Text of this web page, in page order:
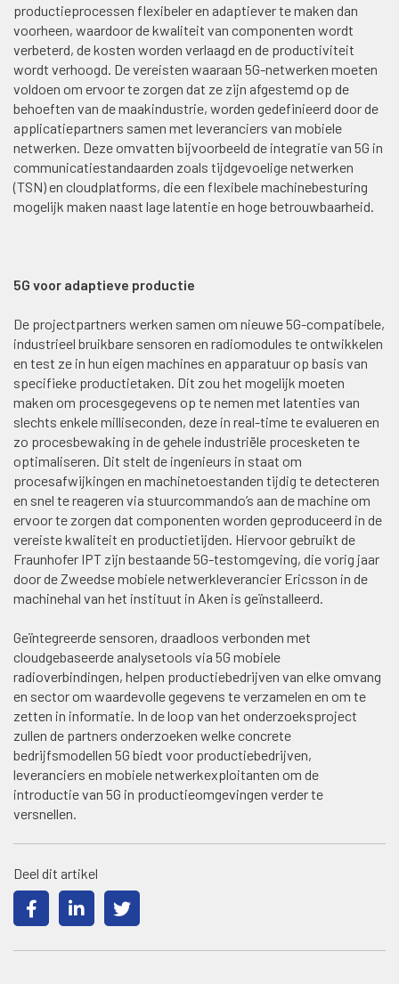
productieprocessen flexibeler en adaptiever te maken dan
voorheen, waardoor de kwaliteit van componenten wordt
verbeterd, de kosten worden verlaagd en de productiviteit
wordt verhoogd. De vereisten waaraan 5G-netwerken moeten
voldoen om ervoor te zorgen dat ze zijn afgestemd op de
behoeften van de maakindustrie, worden gedefinieerd door de
applicatiepartners samen met leveranciers van mobiele
netwerken. Deze omvatten bijvoorbeeld de integratie van 5G in
communicatiestandaarden zoals tijdgevoelige netwerken
(TSN) en cloudplatforms, die een flexibele machinebesturing
mogelijk maken naast lage latentie en hoge betrouwbaarheid.
5G voor adaptieve productie
De projectpartners werken samen om nieuwe 5G-compatibele,
industrieel bruikbare sensoren en radiomodules te ontwikkelen
en test ze in hun eigen machines en apparatuur op basis van
specifieke productietaken. Dit zou het mogelijk moeten
maken om procesgegevens op te nemen met latenties van
slechts enkele milliseconden, deze in real-time te evalueren en
zo procesbewaking in de gehele industriële procesketen te
optimaliseren. Dit stelt de ingenieurs in staat om
procesafwijkingen en machinetoestanden tijdig te detecteren
en snel te reageren via stuurcommando’s aan de machine om
ervoor te zorgen dat componenten worden geproduceerd in de
vereiste kwaliteit en productietijden. Hiervoor gebruikt de
Fraunhofer IPT zijn bestaande 5G-testomgeving, die vorig jaar
door de Zweedse mobiele netwerkleverancier Ericsson in de
machinehal van het instituut in Aken is geïnstalleerd.
Geïntegreerde sensoren, draadloos verbonden met
cloudgebaseerde analysetools via 5G mobiele
radioverbindingen, helpen productiebedrijven van elke omvang
en sector om waardevolle gegevens te verzamelen en om te
zetten in informatie. In de loop van het onderzoeksproject
zullen de partners onderzoeken welke concrete
bedrijfsmodellen 5G biedt voor productiebedrijven,
leveranciers en mobiele netwerkexploitanten om de
introductie van 5G in productieomgevingen verder te
versnellen.
Deel dit artikel